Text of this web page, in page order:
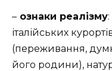
– ознаки реалізму
італійських
(переживання,
його родини),